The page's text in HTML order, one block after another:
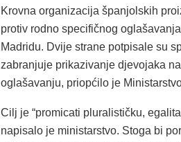
Krovna organizacija španjolskih
protiv rodno specifičnog
Madridu. Dvije strane potpisale su
zabranjuje prikazivanje djevojaka
oglašavanju, priopćilo je
Cilj je “promicati pluralističku,
napisalo je ministarstvo. Stoga bi